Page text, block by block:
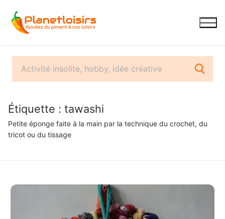
contenu
Étiquette : tawashi
Petite éponge faite à la main par la technique du crochet, du
tricot ou du tissage